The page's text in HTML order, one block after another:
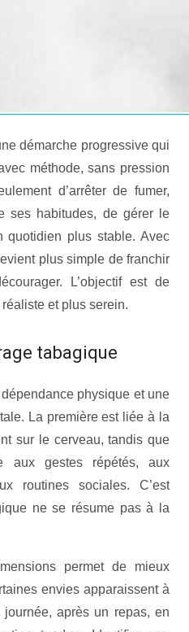
démarche progressive qui
méthode, sans pression
d’arrêter de fumer,
ses habitudes, de gérer le
quotidien plus stable. Avec
plus simple de franchir
L’objectif est de
et plus serein.
tabagique
physique et une
La première est liée à la
sur le cerveau, tandis que
aux gestes répétés, aux
routines sociales. C’est
ne se résume pas à la
permet de mieux
envies apparaissent à
après un repas, en